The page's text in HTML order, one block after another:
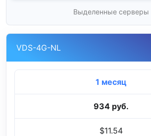
Выделенные серверы
VDS-4G-NL
1 месяц
934 руб.
$11.54